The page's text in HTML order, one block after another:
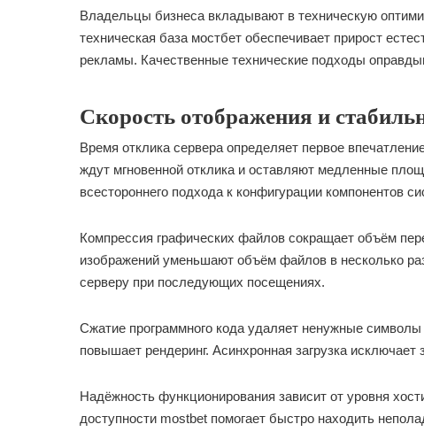
Владельцы бизнеса вкладывают в техническую
техническая база мостбет обеспечивает прирост
рекламы. Качественные технические подходы
Скорость отображения и
Время отклика сервера определяет первое
ждут мгновенной отклика и оставляют медленные
всестороннего подхода к конфигурации компонентов
Компрессия графических файлов сокращает объём
изображений уменьшают объём файлов в несколько
серверу при последующих посещениях.
Сжатие программного кода удаляет ненужные
повышает рендеринг. Асинхронная загрузка исключает
Надёжность функционирования зависит от уровня
доступности mostbet помогает быстро находить